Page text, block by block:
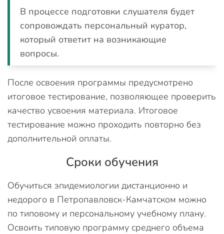
В процессе подготовки слушателя будет
сопровождать персональный куратор,
который ответит на возникающие
вопросы.
После освоения программы предусмотрено
итоговое тестирование, позволяющее проверить
качество усвоения материала. Итоговое
тестирование можно проходить повторно без
дополнительной оплаты.
Сроки обучения
Обучиться эпидемиологии дистанционно и
недорого в Петропавловск-Камчатском можно
по типовому и персональному учебному плану.
Освоить типовую программу среднего объема